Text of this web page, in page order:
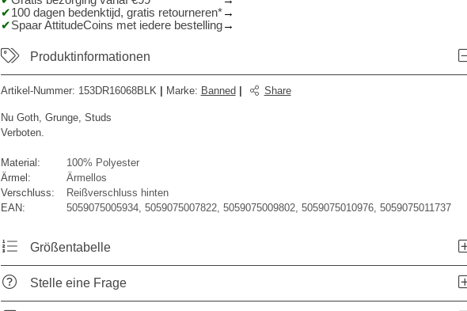
100 dagen bedenktijd, gratis retourneren*
Spaar AttitudeCoins met iedere bestelling
Produktinformationen
Artikel-Nummer: 153DR16068BLK Marke: Banned Share
Nu Goth, Grunge, Studs
Verboten.
Material:
100% Polyester
Ärmel:
Ärmellos
Verschluss:
Reißverschluss hinten
EAN:
5059075005934, 5059075007822, 5059075009802, 5059075010976, 5059075011737
Größentabelle
Stelle eine Frage